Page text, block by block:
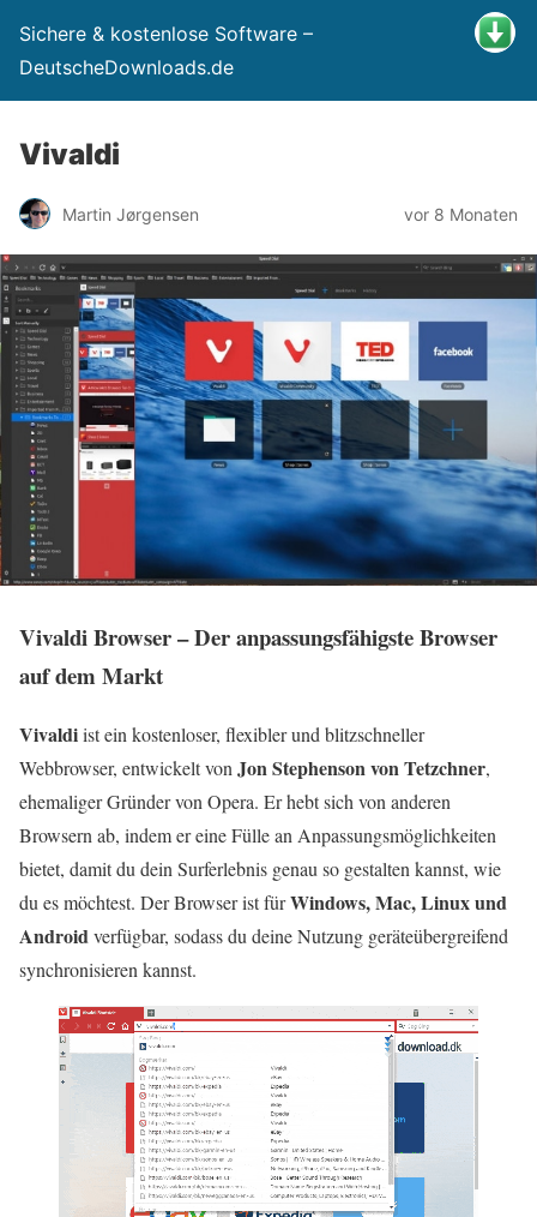
Sichere & kostenlose Software –
DeutscheDownloads.de
Vivaldi
Martin Jørgensen vor 8 Monaten
Vivaldi Browser – Der anpassungsfähigste Browser
auf dem Markt
Vivaldiist ein kostenloser, flexibler und blitzschneller
Webbrowser, entwickelt von Jon Stephenson von Tetzchner,
ehemaliger Gründer von Opera. Er hebt sich von anderen
Browsern ab, indem er eine Fülle an Anpassungsmöglichkeiten
bietet, damit du dein Surferlebnis genau so gestalten kannst, wie
du es möchtest. Der Browser ist fürWindows, Mac, Linux und
Androidverfügbar, sodass du deine Nutzung geräteübergreifend
synchronisieren kannst.